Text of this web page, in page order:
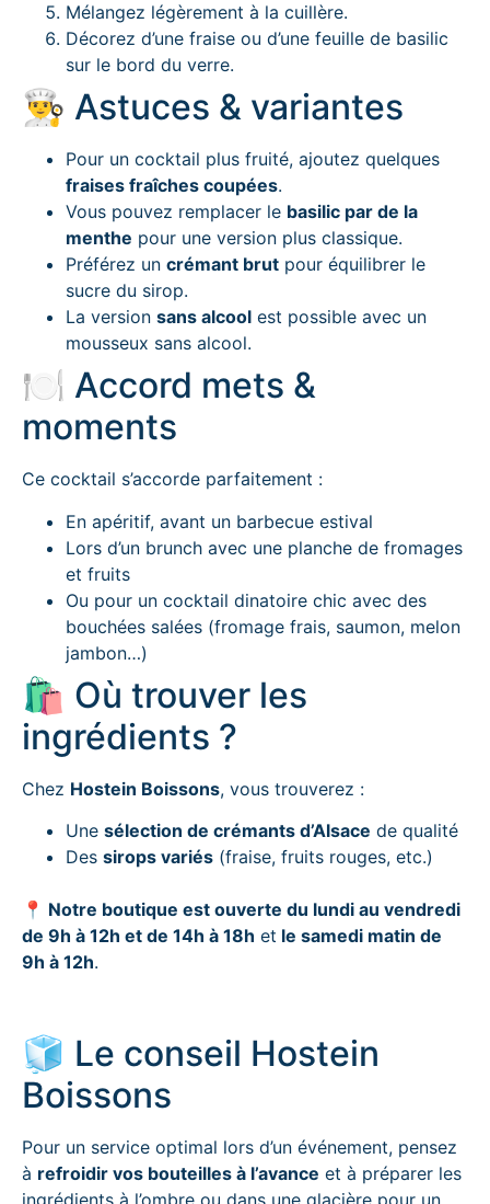
Mélangez légèrement à la cuillère.
Décorez d’une fraise ou d’une feuille de basilic
sur le bord du verre.
👨‍🍳 Astuces & variantes
Pour un cocktail plus fruité, ajoutez quelques
fraises fraîches coupées.
Vous pouvez remplacer le basilic par de la
menthe pour une version plus classique.
Préférez un crémant brut pour équilibrer le
sucre du sirop.
La version sans alcool est possible avec un
mousseux sans alcool.
🍽 Accord mets &
moments
Ce cocktail s’accorde parfaitement :
En apéritif, avant un barbecue estival
Lors d’un brunch avec une planche de fromages
et fruits
Ou pour un cocktail dinatoire chic avec des
bouchées salées (fromage frais, saumon, melon
jambon…)
🛍 Où trouver les
ingrédients ?
Chez Hostein Boissons, vous trouverez :
Une sélection de crémants d’Alsace de qualité
Des sirops variés (fraise, fruits rouges, etc.)
📍 Notre boutique est ouverte du lundi au vendredi
de 9h à 12h et de 14h à 18h et le samedi matin de
9h à 12h.
🧊 Le conseil Hostein
Boissons
Pour un service optimal lors d’un événement, pensez
à refroidir vos bouteilles à l’avance et à préparer les
ingrédients à l’ombre ou dans une glacière pour un